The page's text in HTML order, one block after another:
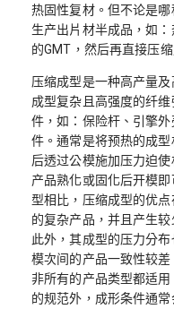
热固性复材。但不论是
生产出片材半成品，如
的GMT，然后再直接压
压缩成型是一种高产量
成型复杂且高强度的纤
件，如：保险杆、引擎
件。通常是将预热的成
后透过公模施加压力迫
产品熟化或固化后开模
型相比，压缩成型的优
的复杂产品，并且产生
此外，其成型的压力分
模次间的产品一致性较
非所有的产品类型都适
的规范外，成形条件通